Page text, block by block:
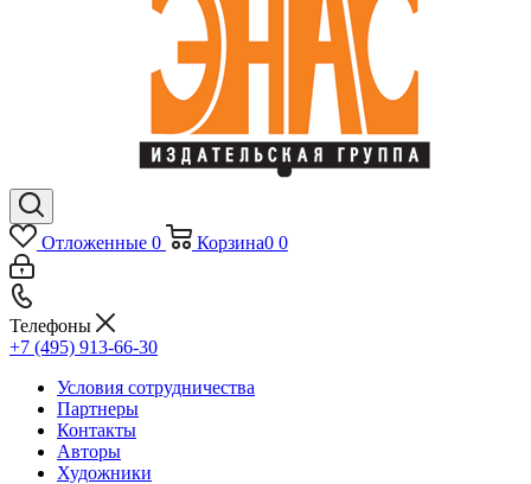
Отложенные 0 Корзина0 0
Телефоны
+7 (495) 913-66-30
Условия сотрудничества
Партнеры
Контакты
Авторы
Художники